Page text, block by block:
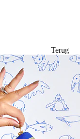
Terug